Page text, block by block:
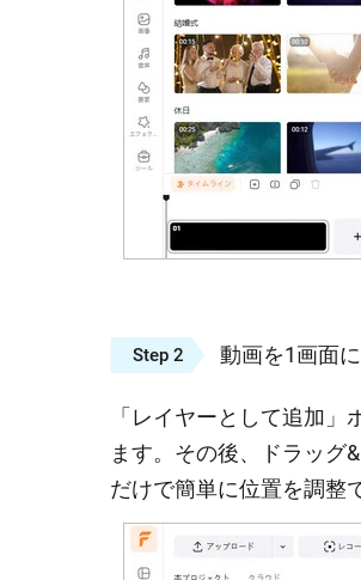
Step 2 動画を1画面
「レイヤーとして追加
ます。その後、ドラッグ
だけで簡単に位置を調整